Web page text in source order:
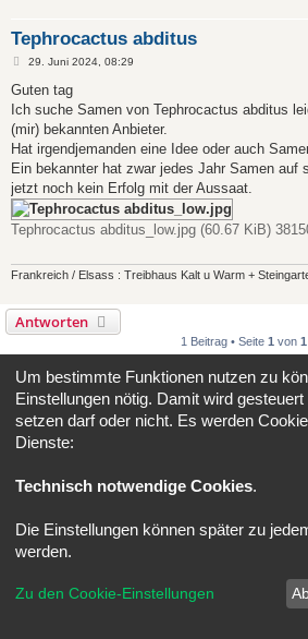
Tephrocactus abditus
B
i
r
a
29. Juni 2024, 08:29
Guten tag
Ich suche Samen von Tephrocactus abditus
(mir) bekannten Anbieter.
Hat irgendjemanden eine Idee oder auch
Ein bekannter hat zwar jedes Jahr Samen auf
jetzt noch kein Erfolg mit der Aussaat.
Tephrocactus abditus_low.jpg (60.67 KiB)
Frankreich / Elsass : Treibhaus Kalt u Warm +
Antworten
1 Beitrag • Seite 1 von 1
Portal Foren-Übersicht
Deutsche Übersetzung durch
Um bestimmte Funktionen nutzen zu
Einstellungen nötig. Damit wird
setzen darf oder nicht. Es werden
Dienste:
Technisch notwendige Cookies.
Die Einstellungen können später zu
werden.
Zu den Cookie-Einstellungen